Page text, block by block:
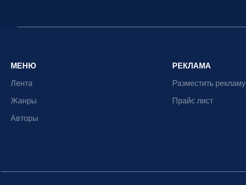
МЕНЮ
Лента
Жанры
Авторы
РЕКЛАМА
Разместить рекламу
Прайс лист